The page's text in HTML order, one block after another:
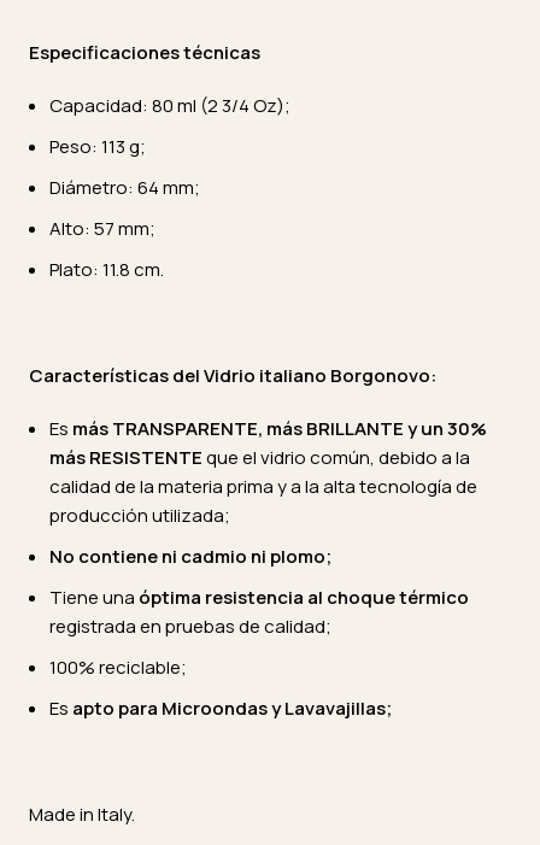
Especificaciones técnicas
Capacidad: 80 ml (2 3/4 Oz);
Peso: 113 g;
Diámetro: 64 mm;
Alto: 57 mm;
Plato: 11.8 cm.
Características del Vidrio italiano Borgonovo:
Es más TRANSPARENTE, más BRILLANTE y un 30%
más RESISTENTEque el vidrio común, debido a la
calidad de la materia prima y a la alta tecnología de
producción utilizada;
No contiene ni cadmio ni plomo;
Tiene una óptima resistencia al choque térmico
registrada en pruebas de calidad;
100% reciclable;
Es apto para Microondas y Lavavajillas;
Made in Italy.